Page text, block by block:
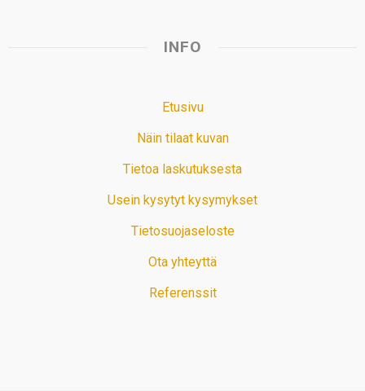
INFO
Etusivu
Näin tilaat kuvan
Tietoa laskutuksesta
Usein kysytyt kysymykset
Tietosuojaseloste
Ota yhteyttä
Referenssit